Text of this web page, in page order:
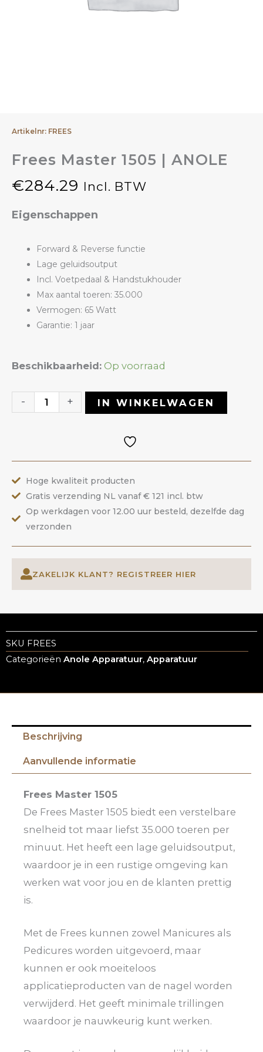
Artikelnr: FREES
Frees Master 1505 | ANOLE
€284.29 Incl. BTW
Eigenschappen
Forward & Reverse functie
Lage geluidsoutput
Incl. Voetpedaal & Handstukhouder
Max aantal toeren: 35.000
Vermogen: 65 Watt
Garantie: 1 jaar
Beschikbaarheid: Op voorraad
-
Frees
1505
+ IN WINKELWAGEN
Hoge kwaliteit producten
Gratis verzending NL vanaf € 121 incl. btw
Op werkdagen voor 12.00 uur besteld, dezelfde dag
verzonden
ZAKELIJK KLANT? REGISTREER HIER
SKU FREES
Categorieën Anole Apparatuur, Apparatuur
Beschrijving
Aanvullende informatie
Frees Master 1505
De Frees Master 1505 biedt een verstelbare
snelheid tot maar liefst 35.000 toeren per
minuut. Het heeft een lage geluidsoutput,
waardoor je in een rustige omgeving kan
werken wat voor jou en de klanten prettig
is.
Met de Frees kunnen zowel Manicures als
Pedicures worden uitgevoerd, maar
kunnen er ook moeiteloos
applicatieproducten van de nagel worden
verwijderd. Het geeft minimale trillingen
waardoor je nauwkeurig kunt werken.